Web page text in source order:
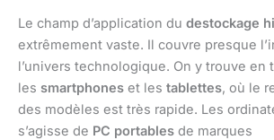
Le champ d’application du destockage
extrêmement vaste. Il couvre presque
l’univers technologique. On y trouve en
les smartphones et les tablettes, où le
des modèles est très rapide. Les
s’agisse de PC portables de marques